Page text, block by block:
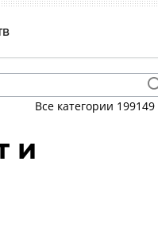
Все категории 199149
и